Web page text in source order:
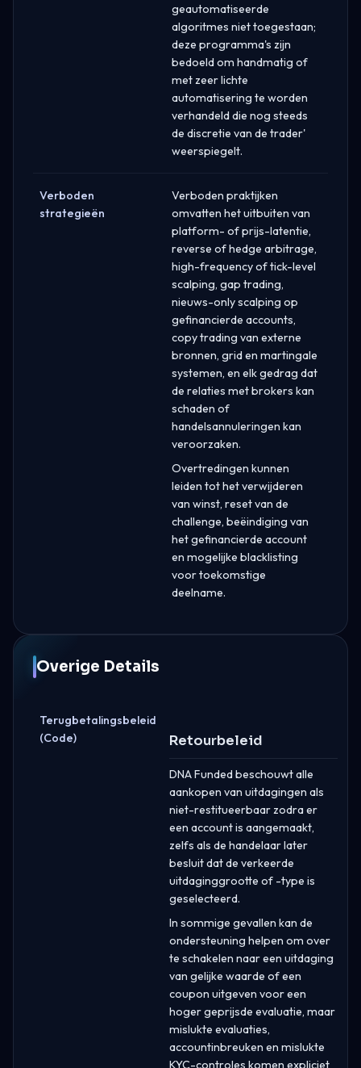
geautomatiseerde
algoritmes niet toegestaan;
deze programma's zijn
bedoeld om handmatig of
met zeer lichte
automatisering te worden
verhandeld die nog steeds
de discretie van de trader'
weerspiegelt.
Verboden
strategieën
Verboden praktijken
omvatten het uitbuiten van
platform- of prijs-latentie,
reverse of hedge arbitrage,
high-frequency of tick-level
scalping, gap trading,
nieuws-only scalping op
gefinancierde accounts,
copy trading van externe
bronnen, grid en martingale
systemen, en elk gedrag dat
de relaties met brokers kan
schaden of
handelsannuleringen kan
veroorzaken.
Overtredingen kunnen
leiden tot het verwijderen
van winst, reset van de
challenge, beëindiging van
het gefinancierde account
en mogelijke blacklisting
voor toekomstige
deelname.
Overige Details
Terugbetalingsbeleid
(Code)
Retourbeleid
DNA Funded beschouwt alle
aankopen van uitdagingen als
niet-restitueerbaar zodra er
een account is aangemaakt,
zelfs als de handelaar later
besluit dat de verkeerde
uitdaginggrootte of -type is
geselecteerd.
In sommige gevallen kan de
ondersteuning helpen om over
te schakelen naar een uitdaging
van gelijke waarde of een
coupon uitgeven voor een
hoger geprijsde evaluatie, maar
mislukte evaluaties,
accountinbreuken en mislukte
KYC-controles komen expliciet